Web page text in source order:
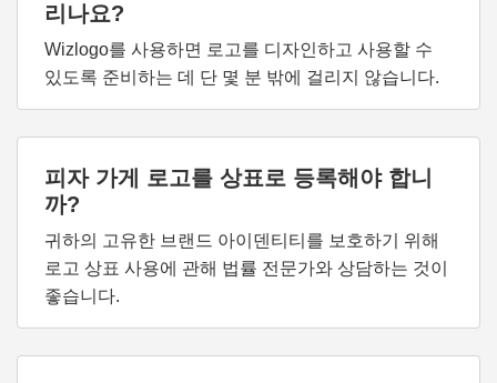
리나요?
Wizlogo를 사용하면 로고를 디자인하고 사용할 수
있도록 준비하는 데 단 몇 분 밖에 걸리지 않습니다.
피자 가게 로고를 상표로 등록해야 합니
까?
귀하의 고유한 브랜드 아이덴티티를 보호하기 위해
로고 상표 사용에 관해 법률 전문가와 상담하는 것이
좋습니다.